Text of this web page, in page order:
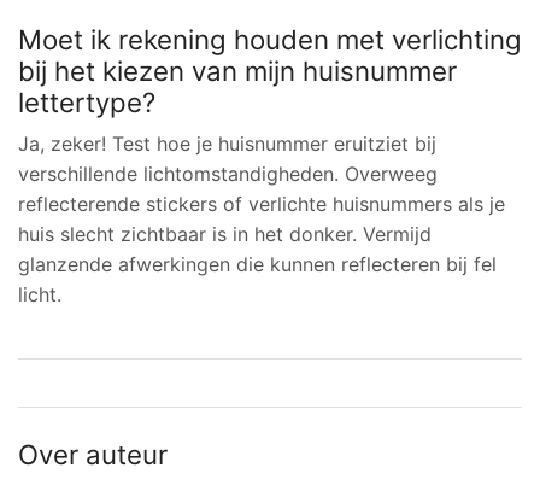
Moet ik rekening houden met verlichting
bij het kiezen van mijn huisnummer
lettertype?
Ja, zeker! Test hoe je huisnummer eruitziet bij
verschillende lichtomstandigheden. Overweeg
reflecterende stickers of verlichte huisnummers als je
huis slecht zichtbaar is in het donker. Vermijd
glanzende afwerkingen die kunnen reflecteren bij fel
licht.
Over auteur